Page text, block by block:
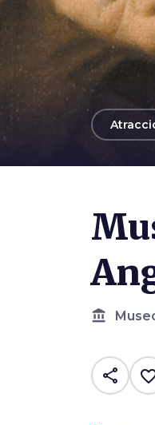
arrow_back
account_balance
share